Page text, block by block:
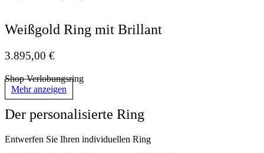
Weißgold Ring mit Brillant
3.895,00 €
Shop Verlobungsring
Mehr anzeigen
Der personalisierte Ring
Entwerfen Sie Ihren individuellen Ring